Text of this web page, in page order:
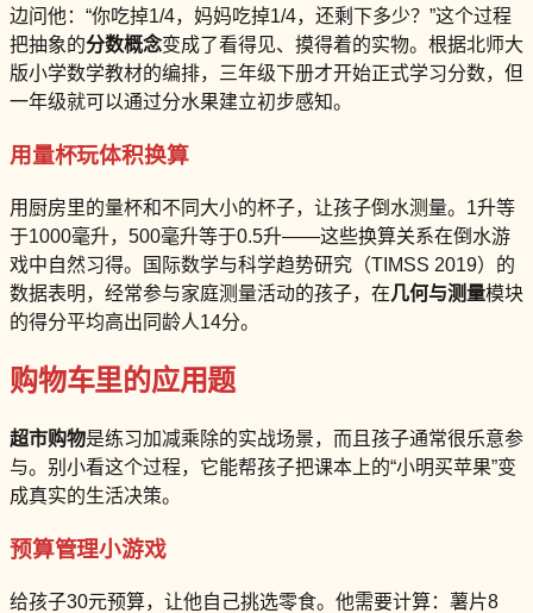
边问他：“你吃掉1/4，妈妈吃掉1/4，还剩下多少？”这个过程
把抽象的分数概念变成了看得见、摸得着的实物。根据北师大
版小学数学教材的编排，三年级下册才开始正式学习分数，但
一年级就可以通过分水果建立初步感知。
用量杯玩体积换算
用厨房里的量杯和不同大小的杯子，让孩子倒水测量。1升等
于1000毫升，500毫升等于0.5升——这些换算关系在倒水游
戏中自然习得。国际数学与科学趋势研究（TIMSS 2019）的
数据表明，经常参与家庭测量活动的孩子，在几何与测量模块
的得分平均高出同龄人14分。
购物车里的应用题
超市购物是练习加减乘除的实战场景，而且孩子通常很乐意参
与。别小看这个过程，它能帮孩子把课本上的“小明买苹果”变
成真实的生活决策。
预算管理小游戏
给孩子30元预算，让他自己挑选零食。他需要计算：薯片8